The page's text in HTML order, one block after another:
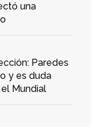
una
Paredes
y es duda
Mundial